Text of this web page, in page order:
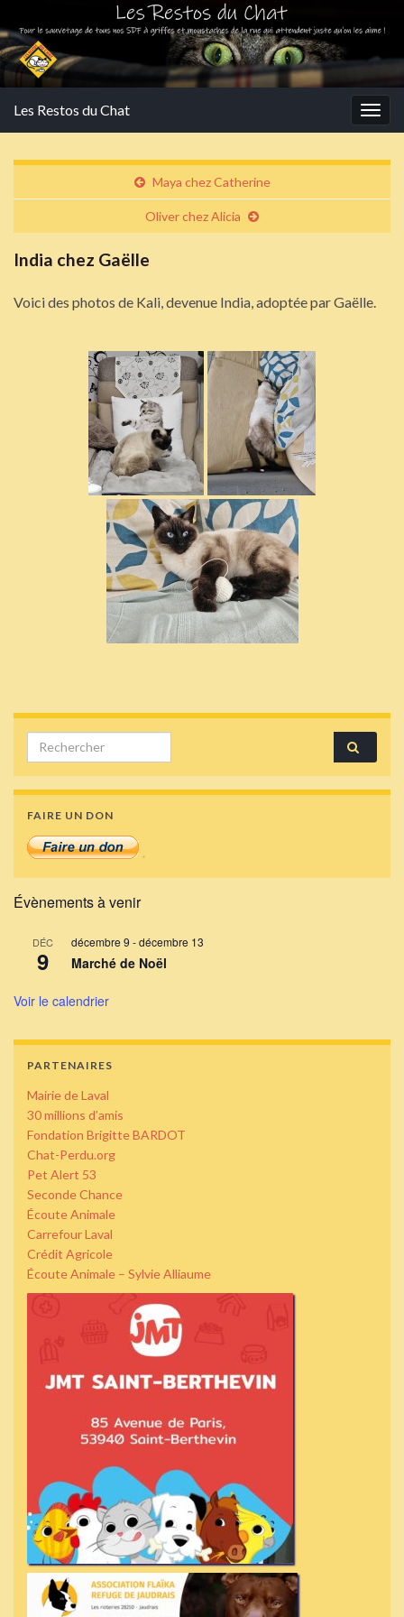
Les Restos du Chat
Maya chez Catherine
Oliver chez Alicia
India chez Gaëlle
Voici des photos de Kali, devenue India, adoptée par Gaëlle.
Search for:
FAIRE UN DON
Évènements à venir
DÉC
9
décembre 9 -décembre 13
Marché de Noël
Voir le calendrier
PARTENAIRES
Mairie de Laval
30 millions d’amis
Fondation Brigitte BARDOT
Chat-Perdu.org
Pet Alert 53
Seconde Chance
Écoute Animale
Carrefour Laval
Crédit Agricole
Écoute Animale – Sylvie Alliaume